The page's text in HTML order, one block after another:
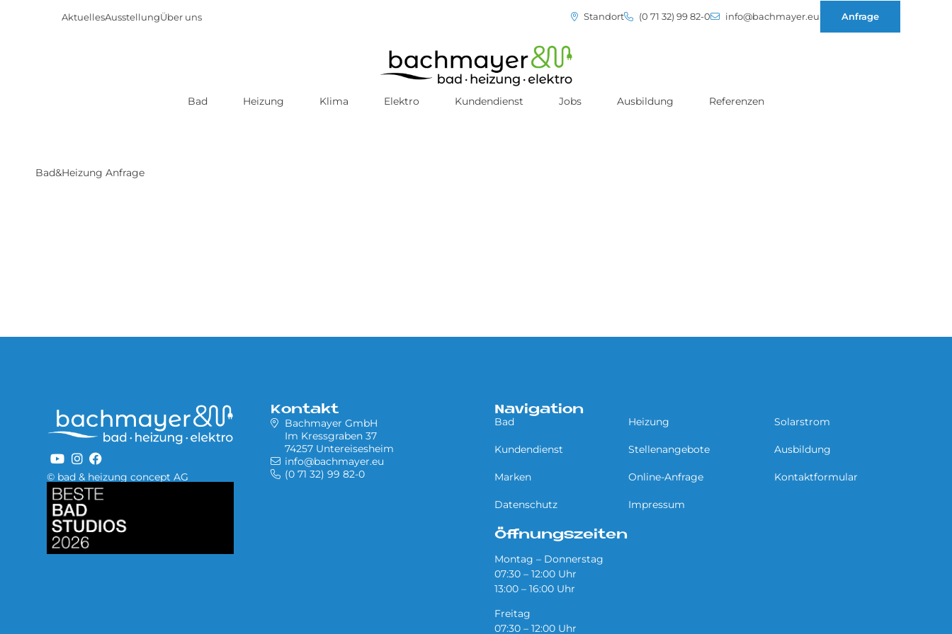
AktuellesAusstellungÜber uns Standort (0 71 32) 99 82-0 info@bachmayer.eu Anfrage
Bad Heizung Klima Elektro Kundendienst Jobs Ausbildung Referenzen
Bad&Heizung Anfrage
© bad & heizung concept AG
Bild
Kontakt
Bachmayer GmbH
Im Kressgraben 37
74257 Untereisesheim
info@bachmayer.eu
(0 71 32) 99 82-0
Navigation
Bad Heizung Solarstrom
Kundendienst Stellenangebote Ausbildung
Marken Online-Anfrage Kontaktformular
Datenschutz Impressum
Öffnungszeiten
Montag – Donnerstag
07:30 – 12:00 Uhr
13:00 – 16:00 Uhr
Freitag
07:30 – 12:00 Uhr